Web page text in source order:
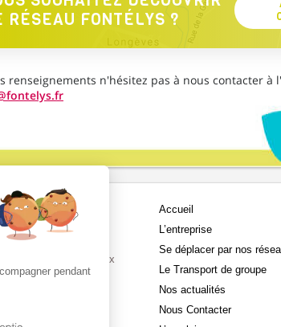
RÉSEAU FONTÉLYS ?
renseignements n'hésitez pas à nous contacter à
La Roche s/ Yon Cedex
Accueil
L’entreprise
Se déplacer par nos
Le Transport de groupe
Nos actualités
Nous Contacter
pendant